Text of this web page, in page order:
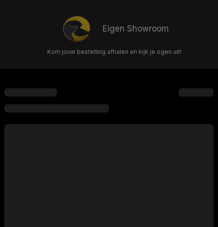
Eigen Showroom
Kom jouw bestelling afhalen en kijk je ogen uit!